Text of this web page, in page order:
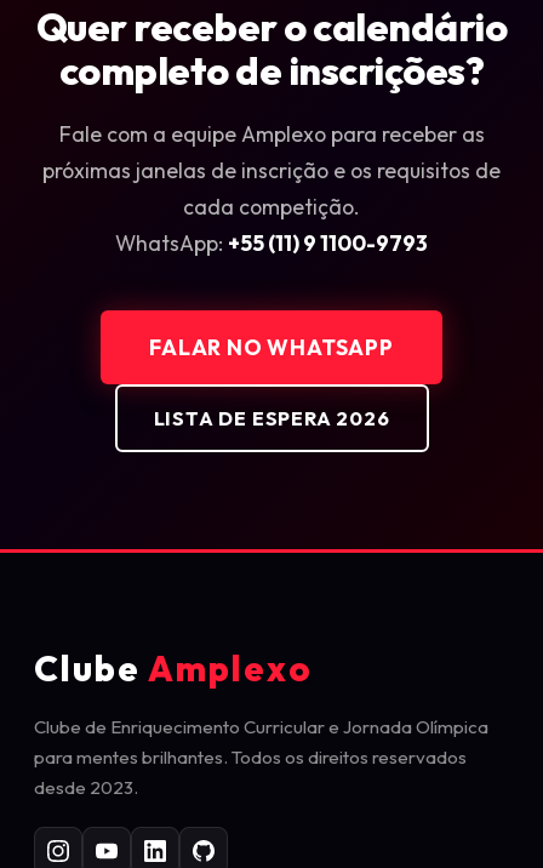
Quer receber o calendário
completo de inscrições?
Fale com a equipe Amplexo para receber as
próximas janelas de inscrição e os requisitos de
cada competição.
WhatsApp: +55 (11) 9 1100-9793
FALAR NO WHATSAPP
LISTA DE ESPERA 2026
Clube Amplexo
Clube de Enriquecimento Curricular e Jornada Olímpica
para mentes brilhantes. Todos os direitos reservados
desde 2023.